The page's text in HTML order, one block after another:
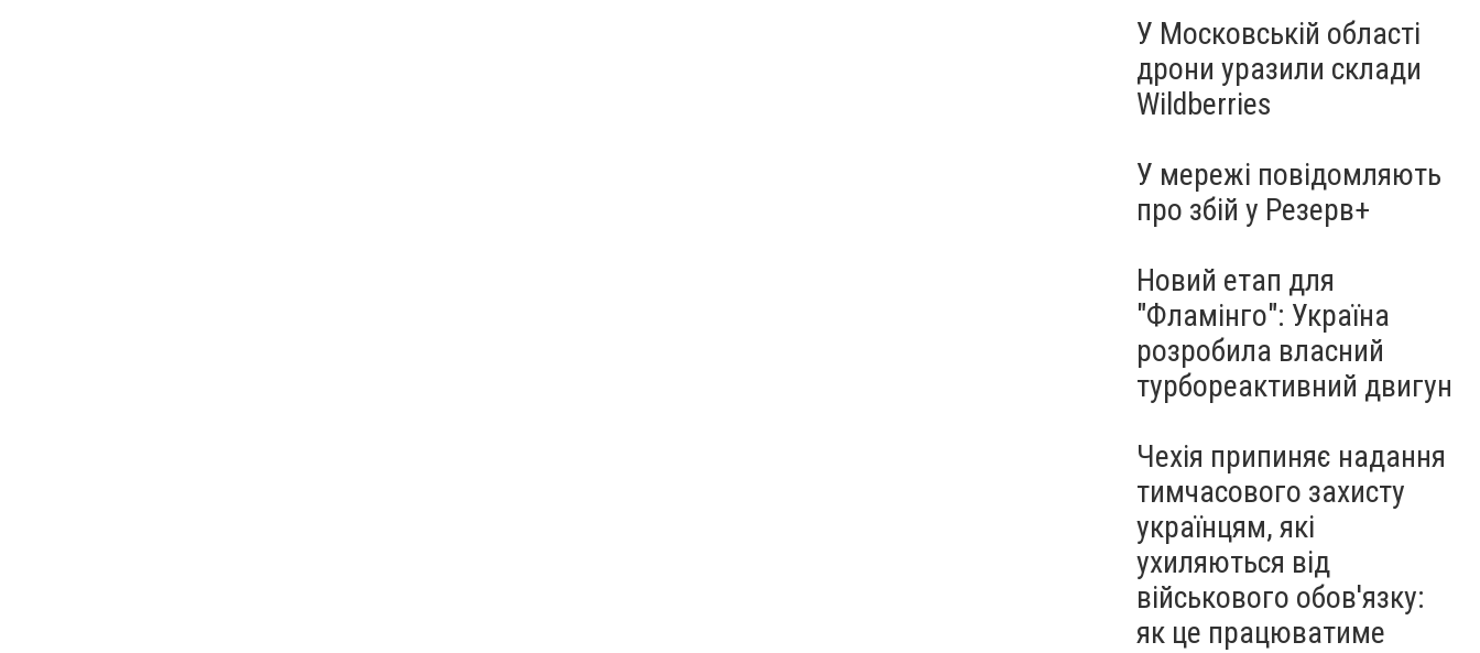
У Московській області
дрони уразили склади
Wildberries
У мережі повідомляють
про збій у Резерв+
Новий етап для
"Фламінго": Україна
розробила власний
турбореактивний двигун
Чехія припиняє надання
тимчасового захисту
українцям, які
ухиляються від
військового обов'язку:
як це працюватиме